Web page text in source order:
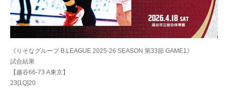
《りそなグループ B.LEAGUE 2025-26 SEASON 第33節 GAME1》
試合結果
【越谷66-73 A東京】
23[1Q]20